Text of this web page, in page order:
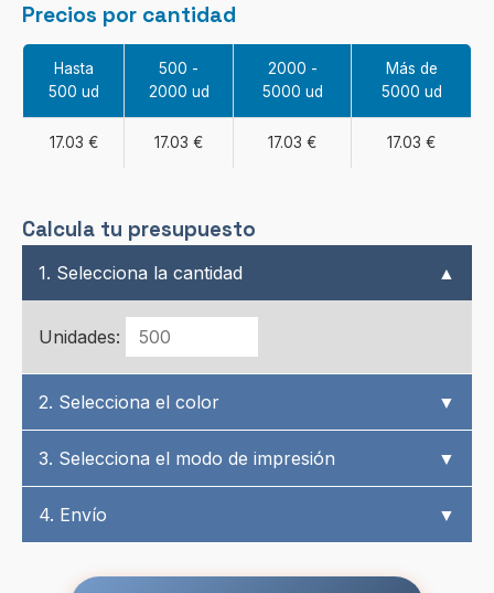
Precios por cantidad
Hasta
500 ud
500 -
2000 ud
2000 -
5000 ud
Más de
5000 ud
17.03 € 17.03 € 17.03 € 17.03 €
Calcula tu presupuesto
1. Selecciona la cantidad ▲
Unidades:
2. Selecciona el color ▼
3. Selecciona el modo de impresión ▼
4. Envío ▼